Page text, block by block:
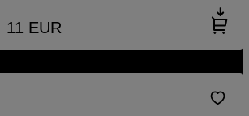
11 EUR